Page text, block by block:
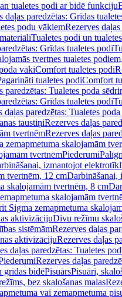
tualetes podi ar bidē funkciju
daļas paredzētas: Grīdas
podu vākiemRezerves
Tualetes podi un
Grīdas tualetes podi
tvertnes tualetes
vākiComfort tualetes podi
tualetes podiComfort
paredzētas: Tualetes poda
Grīdas tualetes podi
daļas paredzētas: Tualetes
taustiņiRezerves daļas
tvertnēmRezerves daļas
zemapmetuma skalojamām
tvertnēmPiederumi
izmantojot
tvertnēm, 12 cmDarbināšanai,
skalojamām tvertnēm, 8 cm
skalojamām
Sigma zemapmetuma
aktivizācijuDivu režīmu
sistēmāmRezerves daļas
aktivizācijuRezerves daļas
daļas paredzētas: Tualetes
Rezerves daļas
grīdas bidēPisuārsPisuāri,
bez skalošanas malas
vai zemapmetuma